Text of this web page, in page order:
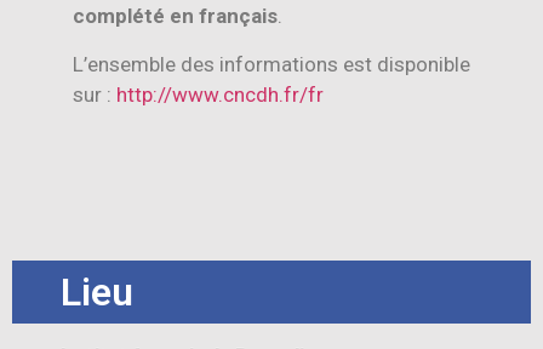
complété en français.
L’ensemble des informations est disponible
sur : http://www.cncdh.fr/fr
Lieu